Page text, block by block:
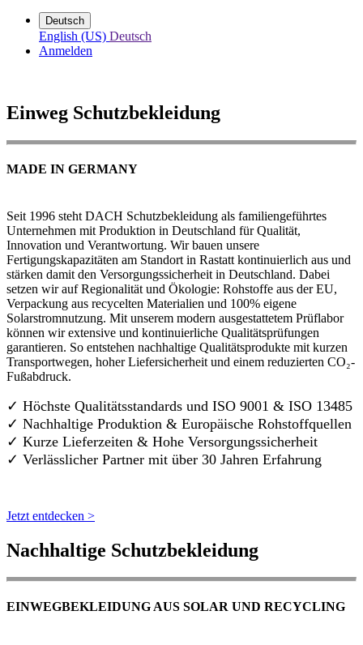
Deutsch
English (US) Deutsch
Anmelden
Einweg Schutzbekleidung
MADE IN GERMANY
Seit 1996 steht DACH Schutzbekleidung als familiengeführtes
Unternehmen mit Produktion in Deutschland für Qualität,
Innovation und Verantwortung. Wir bauen unsere
Fertigungskapazitäten am Standort in Rastatt kontinuierlich aus und
stärken damit den Versorgungssicherheit in Deutschland. Dabei
setzen wir auf Regionalität und Ökologie: Rohstoffe aus der EU,
Verpackung aus recycelten Materialien und 100% eigene
Solarstromnutzung. Mit unserem modern ausgestattetem Prüflabor
können wir extensive und kontinuierliche Qualitätsprüfungen
garantieren. So entstehen nachhaltige Qualitätsprodukte mit kurzen
Transportwegen, hoher Liefersicherheit und einem reduzierten CO₂-
Fußabdruck.
✓ Höchste Qualitätsstandards und ISO 9001 & ISO 13485
✓ Nachhaltige Produktion & Europäische Rohstoffquellen
✓ Kurze Lieferzeiten & Hohe Versorgungssicherheit
✓ Verlässlicher Partner mit über 30 Jahren Erfahrung
Jetzt entdecken >
Nachhaltige Schutzbekleidung
EINWEGBEKLEIDUNG AUS SOLAR UND RECYCLING